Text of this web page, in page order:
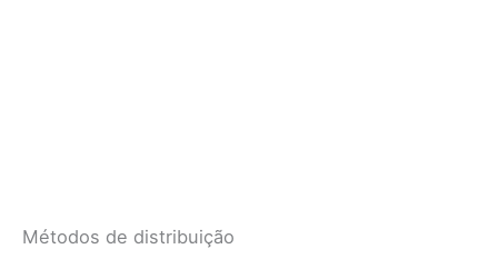
Métodos de distribuição